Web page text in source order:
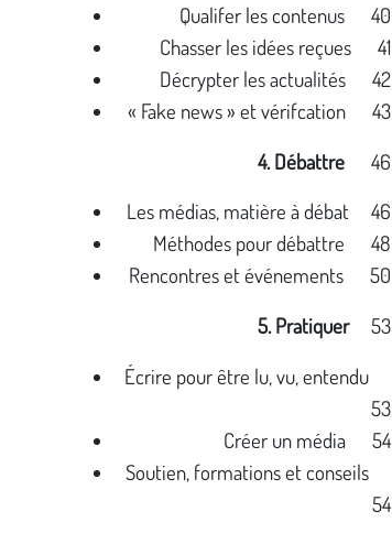
Qualifer les contenus 40
Chasser les idées reçues 41
Décrypter les actualités 42
« Fake news » et vérifcation 43
4. Débattre 46
Les médias, matière à débat 46
Méthodes pour débattre 48
Rencontres et événements 50
5. Pratiquer53
Écrire pour être lu, vu, entendu
53
Créer un média 54
Soutien, formations et conseils
54